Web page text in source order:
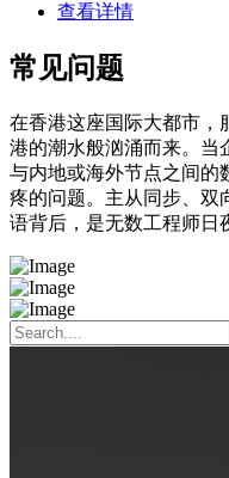
查看详情
常见问题
在香港这座国际大都市，
港的潮水般汹涌而来。当
与内地或海外节点之间的
疼的问题。主从同步、
语背后，是无数工程师日